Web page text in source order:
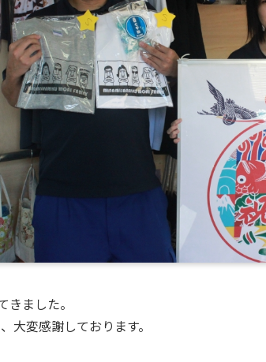
ました。
大変感謝しております。